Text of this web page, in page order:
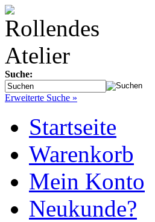
Suche:
Erweiterte Suche »
Startseite
Warenkorb
Mein Konto
Neukunde?